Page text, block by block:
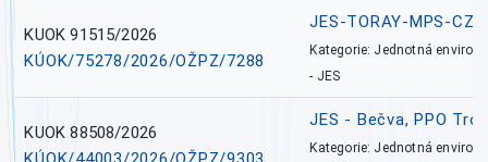
KUOK 91515/2026
KÚOK/75278/2026/OŽPZ/7288
JES-TORAY-MPS-CZ
Kategorie: Jednotná
- JES
KUOK 88508/2026
JES - Bečva, PPO
Kategorie: Jednotná